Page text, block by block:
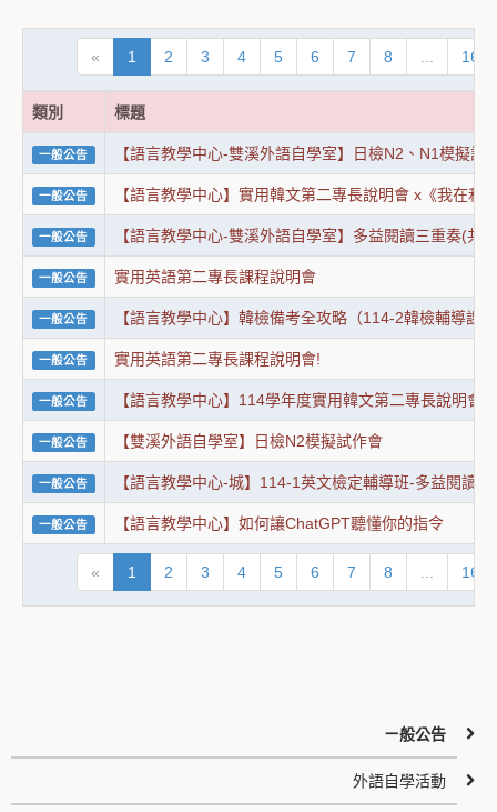
« 1 2 3 4 5 6 7 8 16
類別 標題
一般公告 【語言教學中心-雙溪外語自學室】日檢N2、N1模擬試
一般公告 【語言教學中心】實用韓文第二專長說明會 x《我在和
一般公告 【語言教學中心-雙溪外語自學室】多益閱讀三重奏(共
一般公告 實用英語第二專長課程說明會
一般公告 【語言教學中心】韓檢備考全攻略（114-2韓檢輔導課
一般公告 實用英語第二專長課程說明會!
一般公告 【語言教學中心】114學年度實用韓文第二專長說明會
一般公告 【雙溪外語自學室】日檢N2模擬試作會
一般公告 【語言教學中心-城】114-1英文檢定輔導班-多益閱讀技
一般公告 【語言教學中心】如何讓ChatGPT聽懂你的指令
« 1 2 3 4 5 6 7 8 16
ㄧ般公告
外語自學活動